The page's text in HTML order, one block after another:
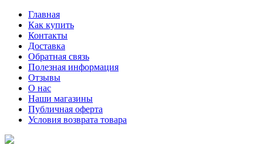
Главная
Как купить
Контакты
Доставка
Обратная связь
Полезная информация
Отзывы
О нас
Наши магазины
Публичная оферта
Условия возврата товара